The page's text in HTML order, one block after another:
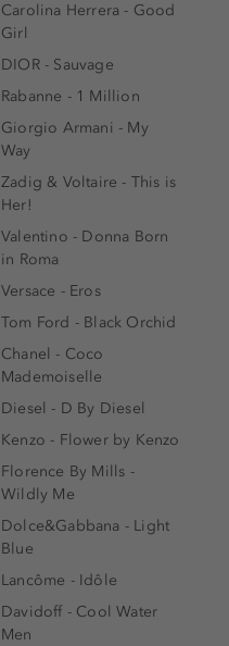
Carolina Herrera - Good
Girl
DIOR - Sauvage
Rabanne - 1 Million
Giorgio Armani - My
Way
Zadig & Voltaire - This is
Her!
Valentino - Donna Born
in Roma
Versace - Eros
Tom Ford - Black Orchid
Chanel - Coco
Mademoiselle
Diesel - D By Diesel
Kenzo - Flower by Kenzo
Florence By Mills -
Wildly Me
Dolce&Gabbana - Light
Blue
Lancôme - Idôle
Davidoff - Cool Water
Men